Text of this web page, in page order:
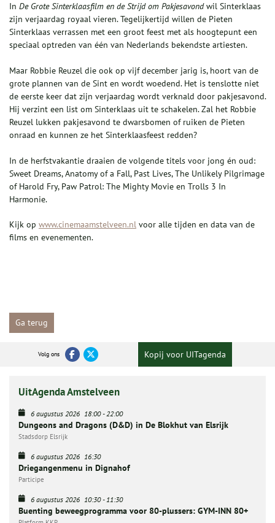
In De Grote Sinterklaasfilm en de Strijd om Pakjesavondwil Sinterklaas
zijn verjaardag royaal vieren. Tegelijkertijd willen de Pieten
Sinterklaas verrassen met een groot feest met als hoogtepunt een
speciaal optreden van één van Nederlands bekendste artiesten.
Maar Robbie Reuzel die ook op vijf december jarig is, hoort van de
grote plannen van de Sint en wordt woedend. Het is tenslotte niet
de eerste keer dat zijn verjaardag wordt verknald door pakjesavond.
Hij verzint een list om Sinterklaas uit te schakelen. Zal het Robbie
Reuzel lukken pakjesavond te dwarsbomen of ruiken de Pieten
onraad en kunnen ze het Sinterklaasfeest redden?
In de herfstvakantie draaien de volgende titels voor jong én oud:
Sweet Dreams, Anatomy of a Fall, Past Lives, The Unlikely Pilgrimage
of Harold Fry, Paw Patrol: The Mighty Movie en Trolls 3 In
Harmonie.
Kijk op www.cinemaamstelveen.nl voor alle tijden en data van de
films en evenementen.
Ga terug
Volg ons Kopij voor UITagenda
UitAgenda Amstelveen
6 augustus 2026 18:00-22:00
Dungeons and Dragons (D&D) in De Blokhut van Elsrijk
Stadsdorp Elsrijk
6 augustus 2026 16:30
Driegangenmenu in Dignahof
Participe
6 augustus 2026 10:30-11:30
Buenting beweegprogramma voor 80-plussers: GYM-INN 80+